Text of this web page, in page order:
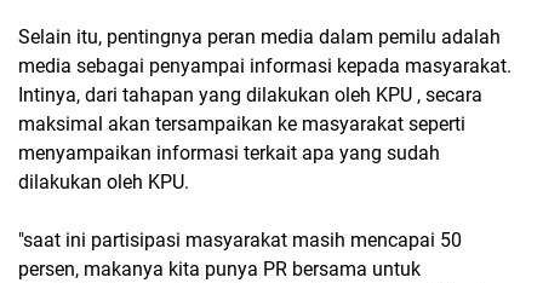
Selain itu, pentingnya peran media dalam pemilu adalah
media sebagai penyampai informasi kepada masyarakat.
Intinya, dari tahapan yang dilakukan oleh KPU , secara
maksimal akan tersampaikan ke masyarakat seperti
menyampaikan informasi terkait apa yang sudah
dilakukan oleh KPU.
"saat ini partisipasi masyarakat masih mencapai 50
persen, makanya kita punya PR bersama untuk